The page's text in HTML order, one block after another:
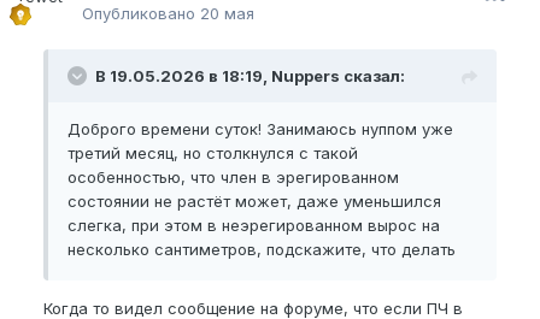
Опубликовано 20 мая
В 19.05.2026 в 18:19, Nuppers сказал:
Доброго времени суток! Занимаюсь нуппом уже
третий месяц, но столкнулся с такой
особенностью, что член в эрегированном
состоянии не растёт может, даже уменьшился
слегка, при этом в неэрегированном вырос на
несколько сантиметров, подскажите, что делать
Когда то видел сообщение на форуме, что если ПЧ в